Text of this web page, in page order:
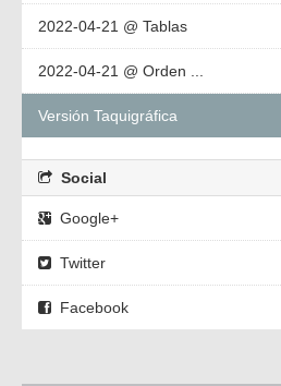
2022-04-21 @ Tablas
2022-04-21 @ Orden ...
Versión Taquigráfica
Social
Google+
Twitter
Facebook